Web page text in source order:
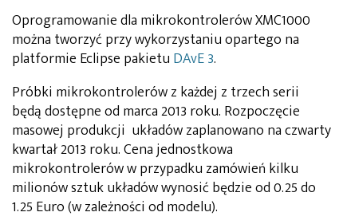
Oprogramowanie dla mikrokontrolerów XMC1000
można tworzyć przy wykorzystaniu opartego na
platformie Eclipse pakietu DAvE 3.
Próbki mikrokontrolerów z każdej z trzech serii
będą dostępne od marca 2013 roku. Rozpoczęcie
masowej produkcji układów zaplanowano na czwarty
kwartał 2013 roku. Cena jednostkowa
mikrokontrolerów w przypadku zamówień kilku
milionów sztuk układów wynosić będzie od 0.25 do
1.25 Euro (w zależności od modelu).